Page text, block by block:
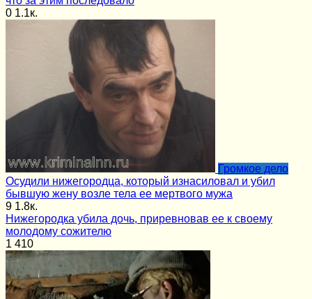
0 1.1к.
Громкое дело
Осудили нижегородца, который изнасиловал и убил
бывшую жену возле тела ее мертвого мужа
9 1.8к.
Нижегородка убила дочь, приревновав ее к своему
молодому сожителю
1 410